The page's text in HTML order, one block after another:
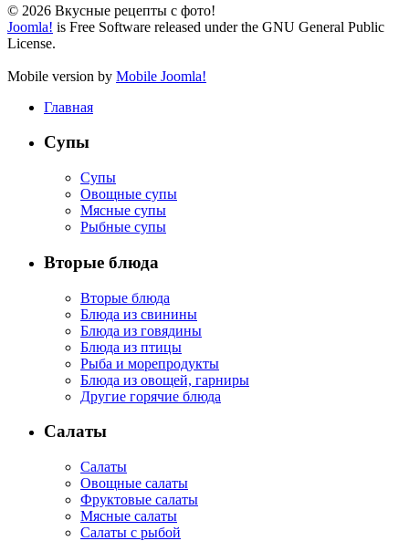
© 2026 Вкусные рецепты с фото!
Joomla! is Free Software released under the GNU General Public
License.
Mobile version by Mobile Joomla!
Главная
Супы
Супы
Овощные супы
Мясные супы
Рыбные супы
Вторые блюда
Вторые блюда
Блюда из свинины
Блюда из говядины
Блюда из птицы
Рыба и морепродукты
Блюда из овощей, гарниры
Другие горячие блюда
Салаты
Салаты
Овощные салаты
Фруктовые салаты
Мясные салаты
Салаты с рыбой